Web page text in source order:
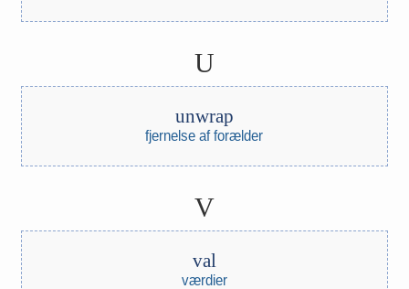
U
unwrap
fjernelse af forælder
V
val
værdier